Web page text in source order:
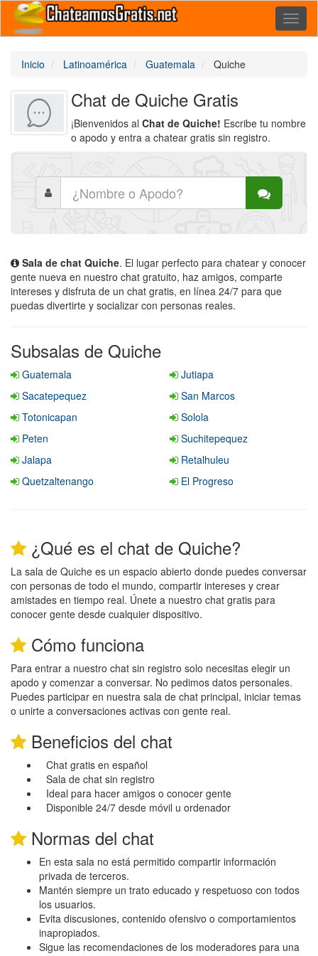
Inicio Latinoamérica Guatemala Quiche
Chat de Quiche Gratis
¡Bienvenidos al Chat de Quiche! Escribe tu nombre
o apodo y entra a chatear gratis sin registro.
Sala de chat Quiche. El lugar perfecto para chatear y conocer
gente nueva en nuestro chat gratuito, haz amigos, comparte
intereses y disfruta de un chat gratis, en línea 24/7 para que
puedas divertirte y socializar con personas reales.
Subsalas de Quiche
Guatemala
Jutiapa
Sacatepequez
San Marcos
Totonicapan
Solola
Peten
Suchitepequez
Jalapa
Retalhuleu
Quetzaltenango
El Progreso
¿Qué es el chat de Quiche?
La sala de Quiche es un espacio abierto donde puedes conversar
con personas de todo el mundo, compartir intereses y crear
amistades en tiempo real. Únete a nuestro chat gratis para
conocer gente desde cualquier dispositivo.
Cómo funciona
Para entrar a nuestro chat sin registro solo necesitas elegir un
apodo y comenzar a conversar. No pedimos datos personales.
Puedes participar en nuestra sala de chat principal, iniciar temas
o unirte a conversaciones activas con gente real.
Beneficios del chat
Chat gratis en español
Sala de chat sin registro
Ideal para hacer amigos o conocer gente
Disponible 24/7 desde móvil u ordenador
Normas del chat
En esta sala no está permitido compartir información
privada de terceros.
Mantén siempre un trato educado y respetuoso con todos
los usuarios.
Evita discusiones, contenido ofensivo o comportamientos
inapropiados.
Sigue las recomendaciones de los moderadores para una